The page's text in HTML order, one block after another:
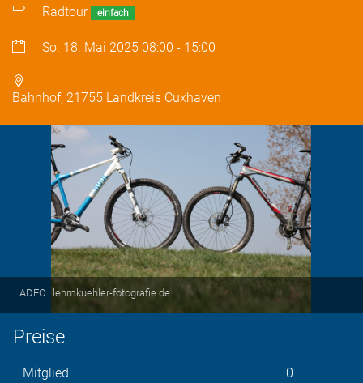
Radtour einfach
So. 18. Mai 2025 08:00 - 15:00
Bahnhof, 21755 Landkreis Cuxhaven
ADFC | lehmkuehler-fotografie.de
Preise
Mitglied 0